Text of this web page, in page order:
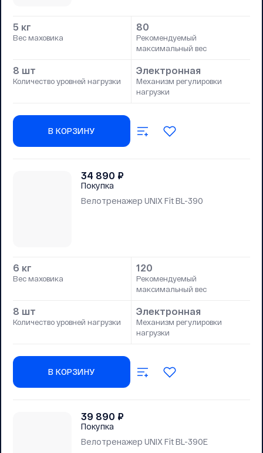
5 кг
Вес маховика
80
Рекомендуемый
максимальный вес
8 шт
Количество уровней нагрузки
Электронная
Механизм регулировки
нагрузки
В КОРЗИНУ
34 890 ₽
Покупка
Велотренажер UNIX Fit BL-390
6 кг
Вес маховика
120
Рекомендуемый
максимальный вес
8 шт
Количество уровней нагрузки
Электронная
Механизм регулировки
нагрузки
В КОРЗИНУ
39 890 ₽
Покупка
Велотренажер UNIX Fit BL-390E